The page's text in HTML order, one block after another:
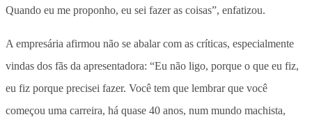
Quando eu me proponho, eu sei fazer as coisas”, enfatizou.
A empresária afirmou não se abalar com as críticas, especialmente
vindas dos fãs da apresentadora: “Eu não ligo, porque o que eu fiz,
eu fiz porque precisei fazer. Você tem que lembrar que você
começou uma carreira, há quase 40 anos, num mundo machista,